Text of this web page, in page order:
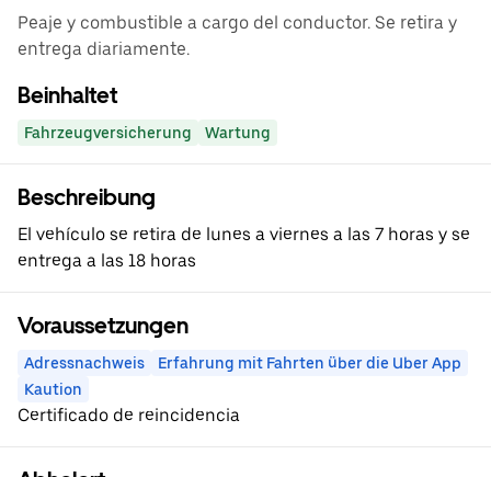
Peaje y combustible a cargo del conductor. Se retira y
entrega diariamente.
Beinhaltet
Fahrzeugversicherung Wartung
Beschreibung
El vehículo se retira de lunes a viernes a las 7 horas y se
entrega a las 18 horas
Voraussetzungen
Adressnachweis
Erfahrung mit Fahrten über die Uber App
Kaution
Certificado de reincidencia